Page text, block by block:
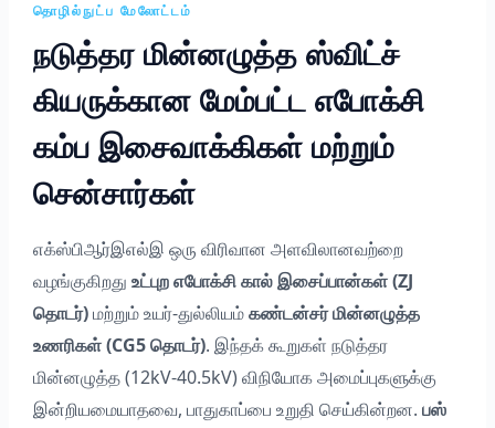
தொழில்நுட்ப மேலோட்டம்
நடுத்தர மின்னழுத்த ஸ்விட்ச்
கியருக்கான மேம்பட்ட எபோக்சி
கம்ப இசைவாக்கிகள் மற்றும்
சென்சார்கள்
எக்ஸ்பிஆர்இஎல்இ ஒரு விரிவான அளவிலானவற்றை
வழங்குகிறதுஉட்புற எபோக்சி கால் இசைப்பான்கள் (ZJ
தொடர்)மற்றும் உயர்-துல்லியம்கண்டன்சர் மின்னழுத்த
உணரிகள் (CG5 தொடர்). இந்தக் கூறுகள் நடுத்தர
மின்னழுத்த (12kV-40.5kV) விநியோக அமைப்புகளுக்கு
இன்றியமையாதவை, பாதுகாப்பை உறுதி செய்கின்றன.பஸ்